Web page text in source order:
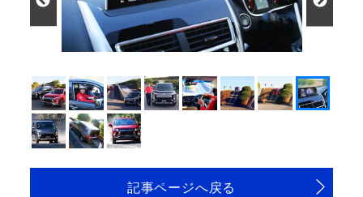
記事ページへ戻る